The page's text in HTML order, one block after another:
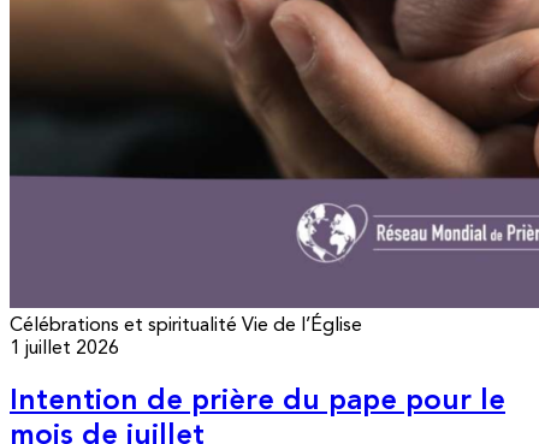
Célébrations et spiritualité Vie de l’Église
1 juillet 2026
Intention de prière du pape pour le
mois de juillet